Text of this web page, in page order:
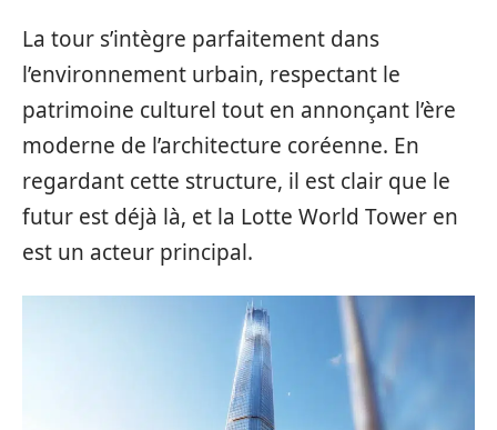
La tour s’intègre parfaitement dans
l’environnement urbain, respectant le
patrimoine culturel tout en annonçant l’ère
moderne de l’architecture coréenne. En
regardant cette structure, il est clair que le
futur est déjà là, et la Lotte World Tower en
est un acteur principal.